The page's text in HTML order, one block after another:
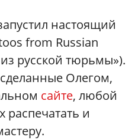
настоящий
from Russian
русской тюрьмы»).
Олегом,
сайте, любой
и